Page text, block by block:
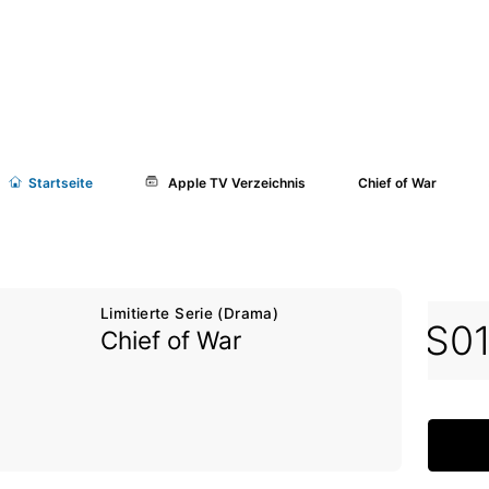
Startseite Apple TV Verzeichnis Chief of War
Limitierte Serie (Drama)
Chief of War